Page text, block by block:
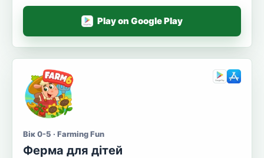
Play on Google Play
Вік 0-5 · Farming Fun
Ферма для дітей